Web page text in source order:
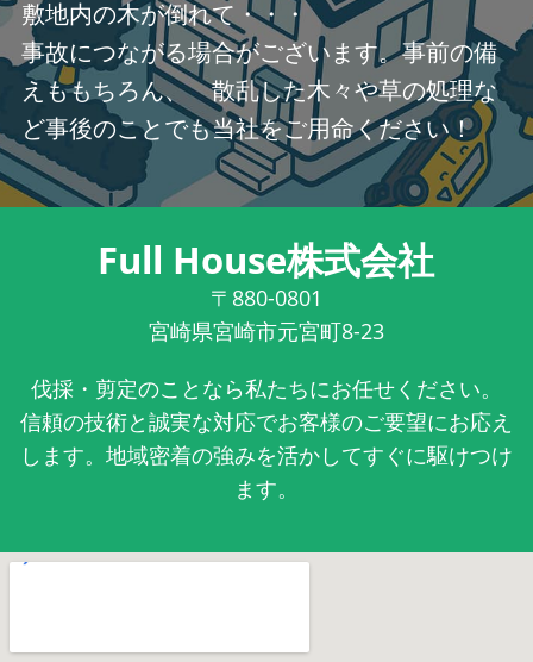
敷地内の木が倒れて・・・
事故につながる場合がございます。事前の備
えももちろん、 散乱した木々や草の処理な
ど事後のことでも当社をご用命ください！
Full House株式会社
〒880-0801
宮崎県宮崎市元宮町8-23
伐採・剪定のことなら私たちにお任せください。
信頼の技術と誠実な対応でお客様のご要望にお応え
します。地域密着の強みを活かしてすぐに駆けつけ
ます。